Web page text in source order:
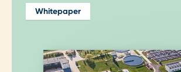
Whitepaper